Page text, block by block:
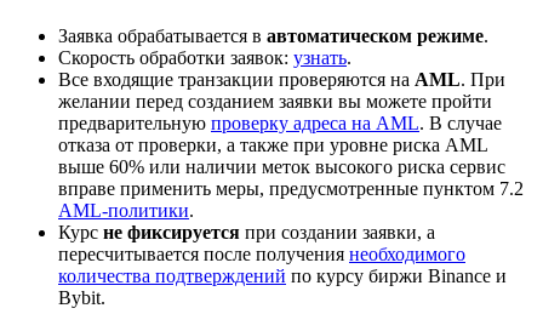
Заявка обрабатывается в автоматическом режиме.
Скорость обработки заявок: узнать.
Все входящие транзакции проверяются на AML. При
желании перед созданием заявки вы можете пройти
предварительную проверку адреса на AML. В случае
отказа от проверки, а также при уровне риска AML
выше 60% или наличии меток высокого риска сервис
вправе применить меры, предусмотренные пунктом 7.2
AML-политики.
Курс не фиксируется при создании заявки, а
пересчитывается после получения необходимого
количества подтверждений по курсу биржи Binance и
Bybit.